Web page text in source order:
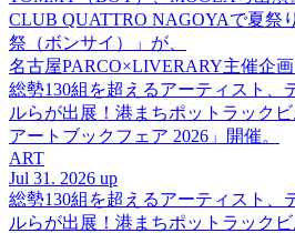
CLUB QUATTRO NAGOYAで夏祭
祭（ボンサイ）」が、
名古屋PARCO×LIVERARY主催企画
総勢130組を超えるアーティスト、
ルらが出展！港まちポットラック
アートブックフェア 2026」開催。
ART
Jul 31. 2026 up
総勢130組を超えるアーティスト、
ルらが出展！港まちポットラック